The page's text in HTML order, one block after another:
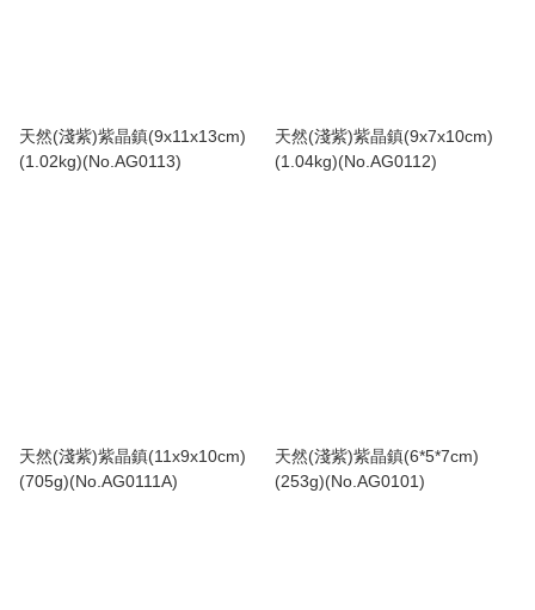
天然(淺紫)紫晶鎮(9x11x13cm)
(1.02kg)(No.AG0113)
天然(淺紫)紫晶鎮(9x7x10cm)
(1.04kg)(No.AG0112)
天然(淺紫)紫晶鎮(11x9x10cm)
(705g)(No.AG0111A)
天然(淺紫)紫晶鎮(6*5*7cm)
(253g)(No.AG0101)